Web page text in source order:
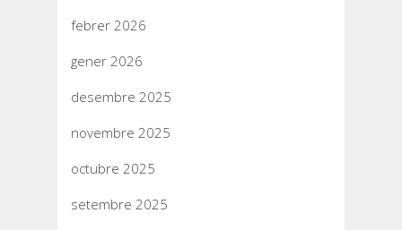
febrer 2026
gener 2026
desembre 2025
novembre 2025
octubre 2025
setembre 2025